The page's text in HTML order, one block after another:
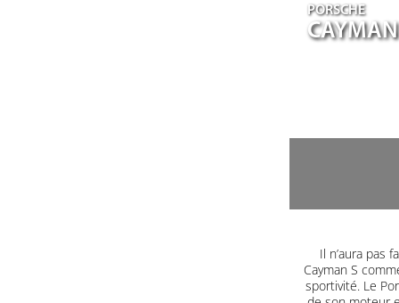
PORSCHE
Il n’aura pas
Cayman S
sportivité. Le